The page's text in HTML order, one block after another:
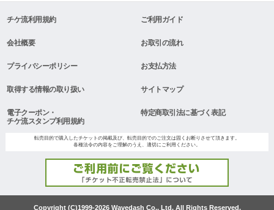
チケ流利用規約 ご利用ガイド
会社概要 お取引の流れ
プライバシーポリシー お支払方法
取得する情報の取り扱い サイトマップ
電子クーポン・
チケ流スタンプ利用規約
特定商取引法に基づく表記
転売目的で購入したチケットの掲載及び、転売目的でのご注文は固くお断りさせて頂きます。
各種法令の内容をご理解のうえ、適切にご利用ください。
Copyright (C)1999-2026 Wavedash Co., Ltd. All Rights Reserved.